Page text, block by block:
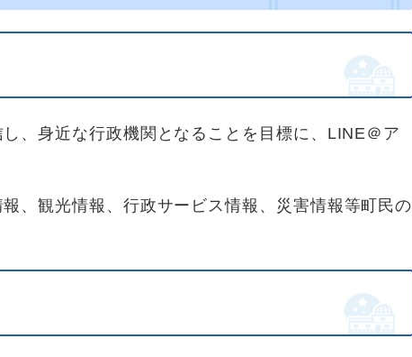
、身近な行政機関となることを目標に、LINE＠ア
、観光情報、行政サービス情報、災害情報等町民の